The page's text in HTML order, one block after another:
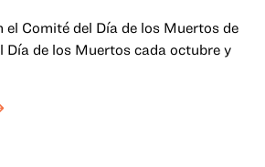
el Comité del Día de los Muertos de
Día de los Muertos cada octubre y